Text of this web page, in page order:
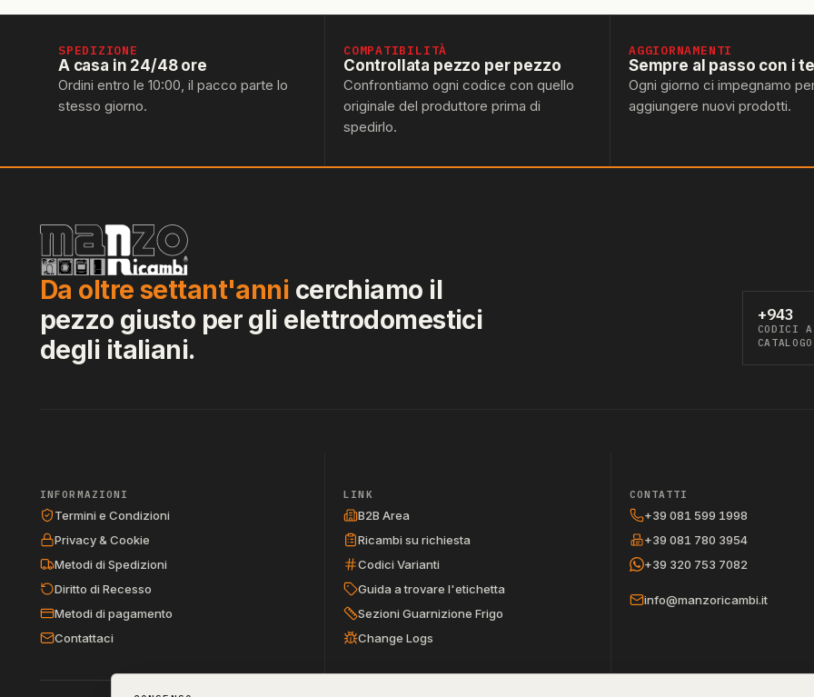
SPEDIZIONE
A casa in 24/48 ore
Ordini entro le 10:00, il pacco parte lo
stesso giorno.
COMPATIBILITÀ
Controllata pezzo per pezzo
Confrontiamo ogni codice con quello
originale del produttore prima di
spedirlo.
AGGIORNAMENTI
Sempre al passo con i
Ogni giorno ci impegnamo
aggiungere nuovi prodotti.
Da oltre settant'anni cerchiamo il
pezzo giusto per gli elettrodomestici
degli italiani.
+943
CODICI A
CATALOGO
INFORMAZIONI
Termini e Condizioni
Privacy & Cookie
Metodi di Spedizioni
Diritto di Recesso
Metodi di pagamento
Contattaci
LINK
B2B Area
Ricambi su richiesta
Codici Varianti
Guida a trovare l'etichetta
Sezioni Guarnizione Frigo
Change Logs
CONTATTI
+39 081 599 1998
+39 081 780 3954
+39 320 753 7082
info@manzoricambi.it